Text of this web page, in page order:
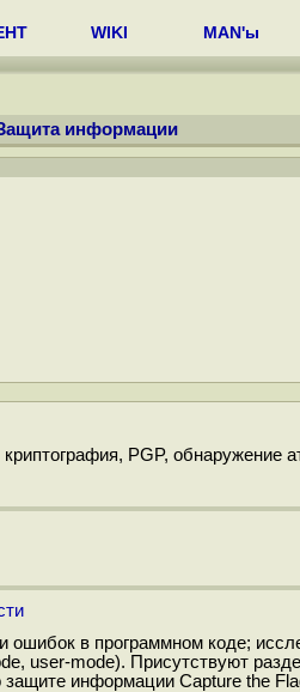
WIKI MAN'ы
информации
PGP, обнаружение
ошибок в программном коде;
user-mode). Присутствуют
информации Capture the